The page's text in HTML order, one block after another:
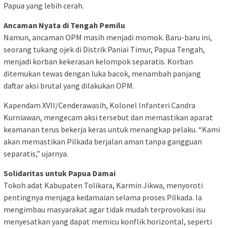
Papua yang lebih cerah.
Ancaman Nyata di Tengah Pemilu
Namun, ancaman OPM masih menjadi momok. Baru-baru ini,
seorang tukang ojek di Distrik Paniai Timur, Papua Tengah,
menjadi korban kekerasan kelompok separatis. Korban
ditemukan tewas dengan luka bacok, menambah panjang
daftar aksi brutal yang dilakukan OPM.
Kapendam XVII/Cenderawasih, Kolonel Infanteri Candra
Kurniawan, mengecam aksi tersebut dan memastikan aparat
keamanan terus bekerja keras untuk menangkap pelaku. “Kami
akan memastikan Pilkada berjalan aman tanpa gangguan
separatis,” ujarnya.
Solidaritas untuk Papua Damai
Tokoh adat Kabupaten Tolikara, Karmin Jikwa, menyoroti
pentingnya menjaga kedamaian selama proses Pilkada. Ia
mengimbau masyarakat agar tidak mudah terprovokasi isu
menyesatkan yang dapat memicu konflik horizontal, seperti